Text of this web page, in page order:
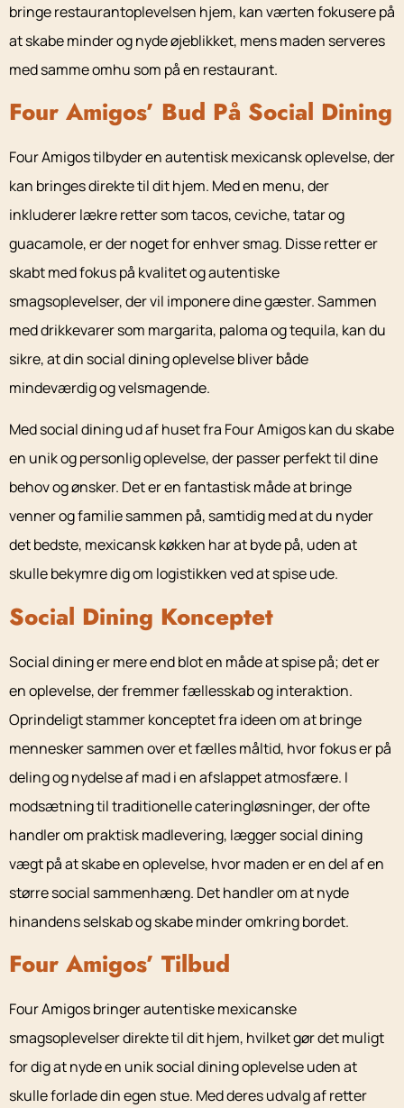
bringe restaurantoplevelsen hjem, kan værten fokusere på
at skabe minder og nyde øjeblikket, mens maden serveres
med samme omhu som på en restaurant.
Four Amigos’ Bud På Social Dining
Four Amigos tilbyder en autentisk mexicansk oplevelse, der
kan bringes direkte til dit hjem. Med en menu, der
inkluderer lækre retter som tacos, ceviche, tatar og
guacamole, er der noget for enhver smag. Disse retter er
skabt med fokus på kvalitet og autentiske
smagsoplevelser, der vil imponere dine gæster. Sammen
med drikkevarer som margarita, paloma og tequila, kan du
sikre, at din social dining oplevelse bliver både
mindeværdig og velsmagende.
Med social dining ud af huset fra Four Amigos kan du skabe
en unik og personlig oplevelse, der passer perfekt til dine
behov og ønsker. Det er en fantastisk måde at bringe
venner og familie sammen på, samtidig med at du nyder
det bedste, mexicansk køkken har at byde på, uden at
skulle bekymre dig om logistikken ved at spise ude.
Social Dining Konceptet
Social dining er mere end blot en måde at spise på; det er
en oplevelse, der fremmer fællesskab og interaktion.
Oprindeligt stammer konceptet fra ideen om at bringe
mennesker sammen over et fælles måltid, hvor fokus er på
deling og nydelse af mad i en afslappet atmosfære. I
modsætning til traditionelle cateringløsninger, der ofte
handler om praktisk madlevering, lægger social dining
vægt på at skabe en oplevelse, hvor maden er en del af en
større social sammenhæng. Det handler om at nyde
hinandens selskab og skabe minder omkring bordet.
Four Amigos’ Tilbud
Four Amigos bringer autentiske mexicanske
smagsoplevelser direkte til dit hjem, hvilket gør det muligt
for dig at nyde en unik social dining oplevelse uden at
skulle forlade din egen stue. Med deres udvalg af retter